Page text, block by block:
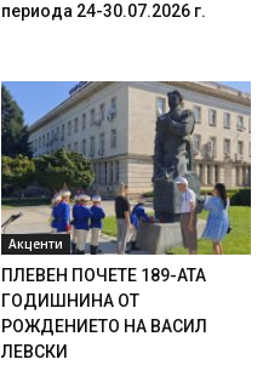
периода 24-30.07.2026 г.
Акценти
ПЛЕВЕН ПОЧЕТЕ 189-АТА
ГОДИШНИНА ОТ
РОЖДЕНИЕТО НА ВАСИЛ
ЛЕВСКИ